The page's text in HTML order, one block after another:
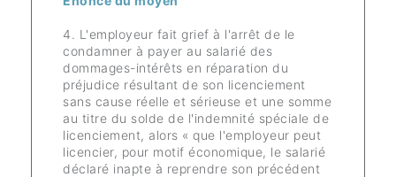
4. L'employeur fait grief à l'arrêt de le
condamner à payer au salarié des
dommages-intérêts en réparation du
préjudice résultant de son licenciement
sans cause réelle et sérieuse et une somme
au titre du solde de l'indemnité spéciale de
licenciement, alors « que l'employeur peut
licencier, pour motif économique, le salarié
déclaré inapte à reprendre son précédent